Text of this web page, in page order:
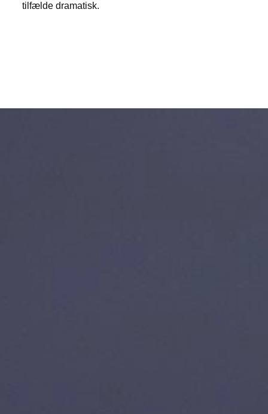
tilfælde dramatisk.